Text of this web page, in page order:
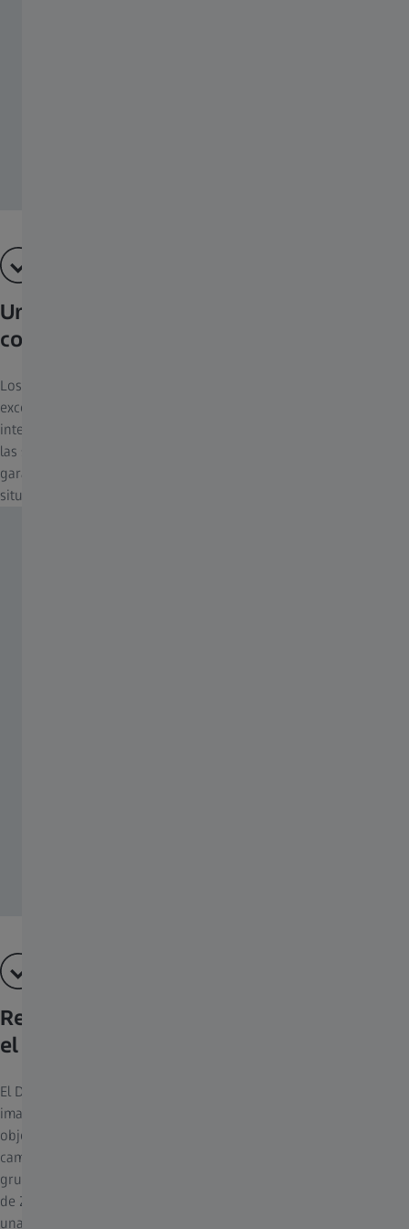
Un producto duradero con protección
contra las influencias ambientales
Los objetivos Milvus de ZEISS no solo convencen por su
excelencia visual y háptica, sino también por sus cualidades
interiores. Los sellos especiales de protección contra el polvo y
las salpicaduras amplían el potencial creativo del fotógrafo
garantizando la fiabilidad funcional del sistema incluso en
situaciones ambientales difíciles.
Rendimiento de imagen estable en todo
el rango de enfoque
El Diseño de Elementos Flotantes brinda un alto rendimiento de
imagen constante en el plano focal; desde la mínima distancia de
objeto hasta el infinito. Esto es posible gracias a la distancia axial
cambiante entre los distintos elementos de los objetivos o
grupos de elementos. El diseño mecánico de los objetivos Milvus
de ZEISS es muy complejo y la mano de obra tiene que actuar con
una exactitud extrema – Dos especialidades de ZEISS.